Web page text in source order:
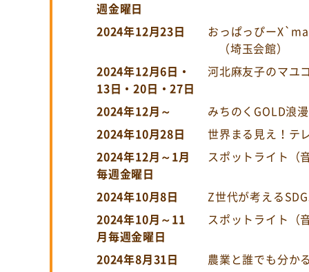
週金曜日
2024年12月23日
おっぱっぴー
（埼玉会館）
2024年12月6日・
13日・20日・27日
河北麻友子のマユ
2024年12月～ みちのくGOLD浪
2024年10月28日 世界まる見え！テ
2024年12月～1月
毎週金曜日
スポットライト（
2024年10月8日 Z世代が考える
2024年10月～11
月毎週金曜日
スポットライト（
2024年8月31日 農業と誰でも分か